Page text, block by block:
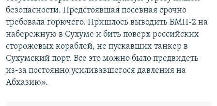
безопасности. Предстоявшая посевная срочно
требовала горючего. Пришлось выводить БМП-2 на
набережную в Сухуме и бить поверх российских
сторожевых кораблей, не пускавших танкер в
Сухумский порт. Все это можно было предвидеть
из-за постоянно усиливавшегося давления на
Абхазию».